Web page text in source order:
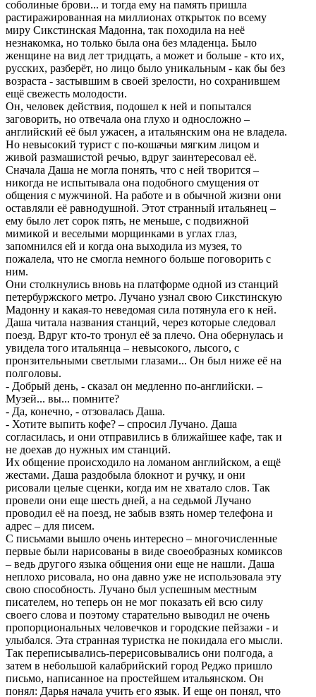
соболиные брови... и тогда ему на память пришла
растиражированная на миллионах открыток по всему
миру Сикстинская Мадонна, так походила на неё
незнакомка, но только была она без младенца. Было
женщине на вид лет тридцать, а может и больше - кто их,
русских, разберёт, но лицо было уникальным - как бы без
возраста - застывшим в своей зрелости, но сохранившем
ещё свежесть молодости.
Он, человек действия, подошел к ней и попытался
заговорить, но отвечала она глухо и односложно –
английский её был ужасен, а итальянским она не владела.
Но невысокий турист с по-кошачьи мягким лицом и
живой размашистой речью, вдруг заинтересовал её.
Сначала Даша не могла понять, что с ней творится –
никогда не испытывала она подобного смущения от
общения с мужчиной. На работе и в обычной жизни они
оставляли её равнодушной. Этот странный итальянец –
ему было лет сорок пять, не меньше, с подвижной
мимикой и веселыми морщинками в углах глаз,
запомнился ей и когда она выходила из музея, то
пожалела, что не смогла немного больше поговорить с
ним.
Они столкнулись вновь на платформе одной из станций
петербуржского метро. Лучано узнал свою Сикстинскую
Мадонну и какая-то неведомая сила потянула его к ней.
Даша читала названия станций, через которые следовал
поезд. Вдруг кто-то тронул её за плечо. Она обернулась и
увидела того итальянца – невысокого, лысого, с
пронзительными светлыми глазами... Он был ниже её на
полголовы.
- Добрый день, - сказал он медленно по-английски. –
Музей... вы... помните?
- Да, конечно, - отзовалась Даша.
- Хотите выпить кофе? – спросил Лучано. Даша
согласилась, и они отправились в ближайшее кафе, так и
не доехав до нужных им станций.
Их общение происходило на ломаном английском, а ещё
жестами. Даша раздобыла блокнот и ручку, и они
рисовали целые сценки, когда им не хватало слов. Так
провели они еще шесть дней, а на седьмой Лучано
проводил её на поезд, не забыв взять номер телефона и
адрес – для писем.
С письмами вышло очень интересно – многочисленные
первые были нарисованы в виде своеобразных комиксов
– ведь другого языка общения они еще не нашли. Даша
неплохо рисовала, но она давно уже не использовала эту
свою способность. Лучано был успешным местным
писателем, но теперь он не мог показать ей всю силу
своего слова и поэтому старательно выводил не очень
пропорциональных человечков и городские пейзажи - и
улыбался. Эта странная туристка не покидала его мысли.
Так переписывались-перерисовывались они полгода, а
затем в небольшой калабрийский город Реджо пришло
письмо, написанное на простейшем итальянском. Он
понял: Дарья начала учить его язык. И еще он понял, что